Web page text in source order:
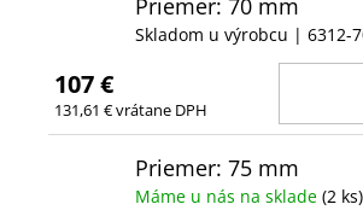
Priemer: 70 mm
Skladom u výrobcu | 6312-
107 €
131,61 € vrátane DPH
Priemer: 75 mm
Máme u nás na sklade (2 ks)